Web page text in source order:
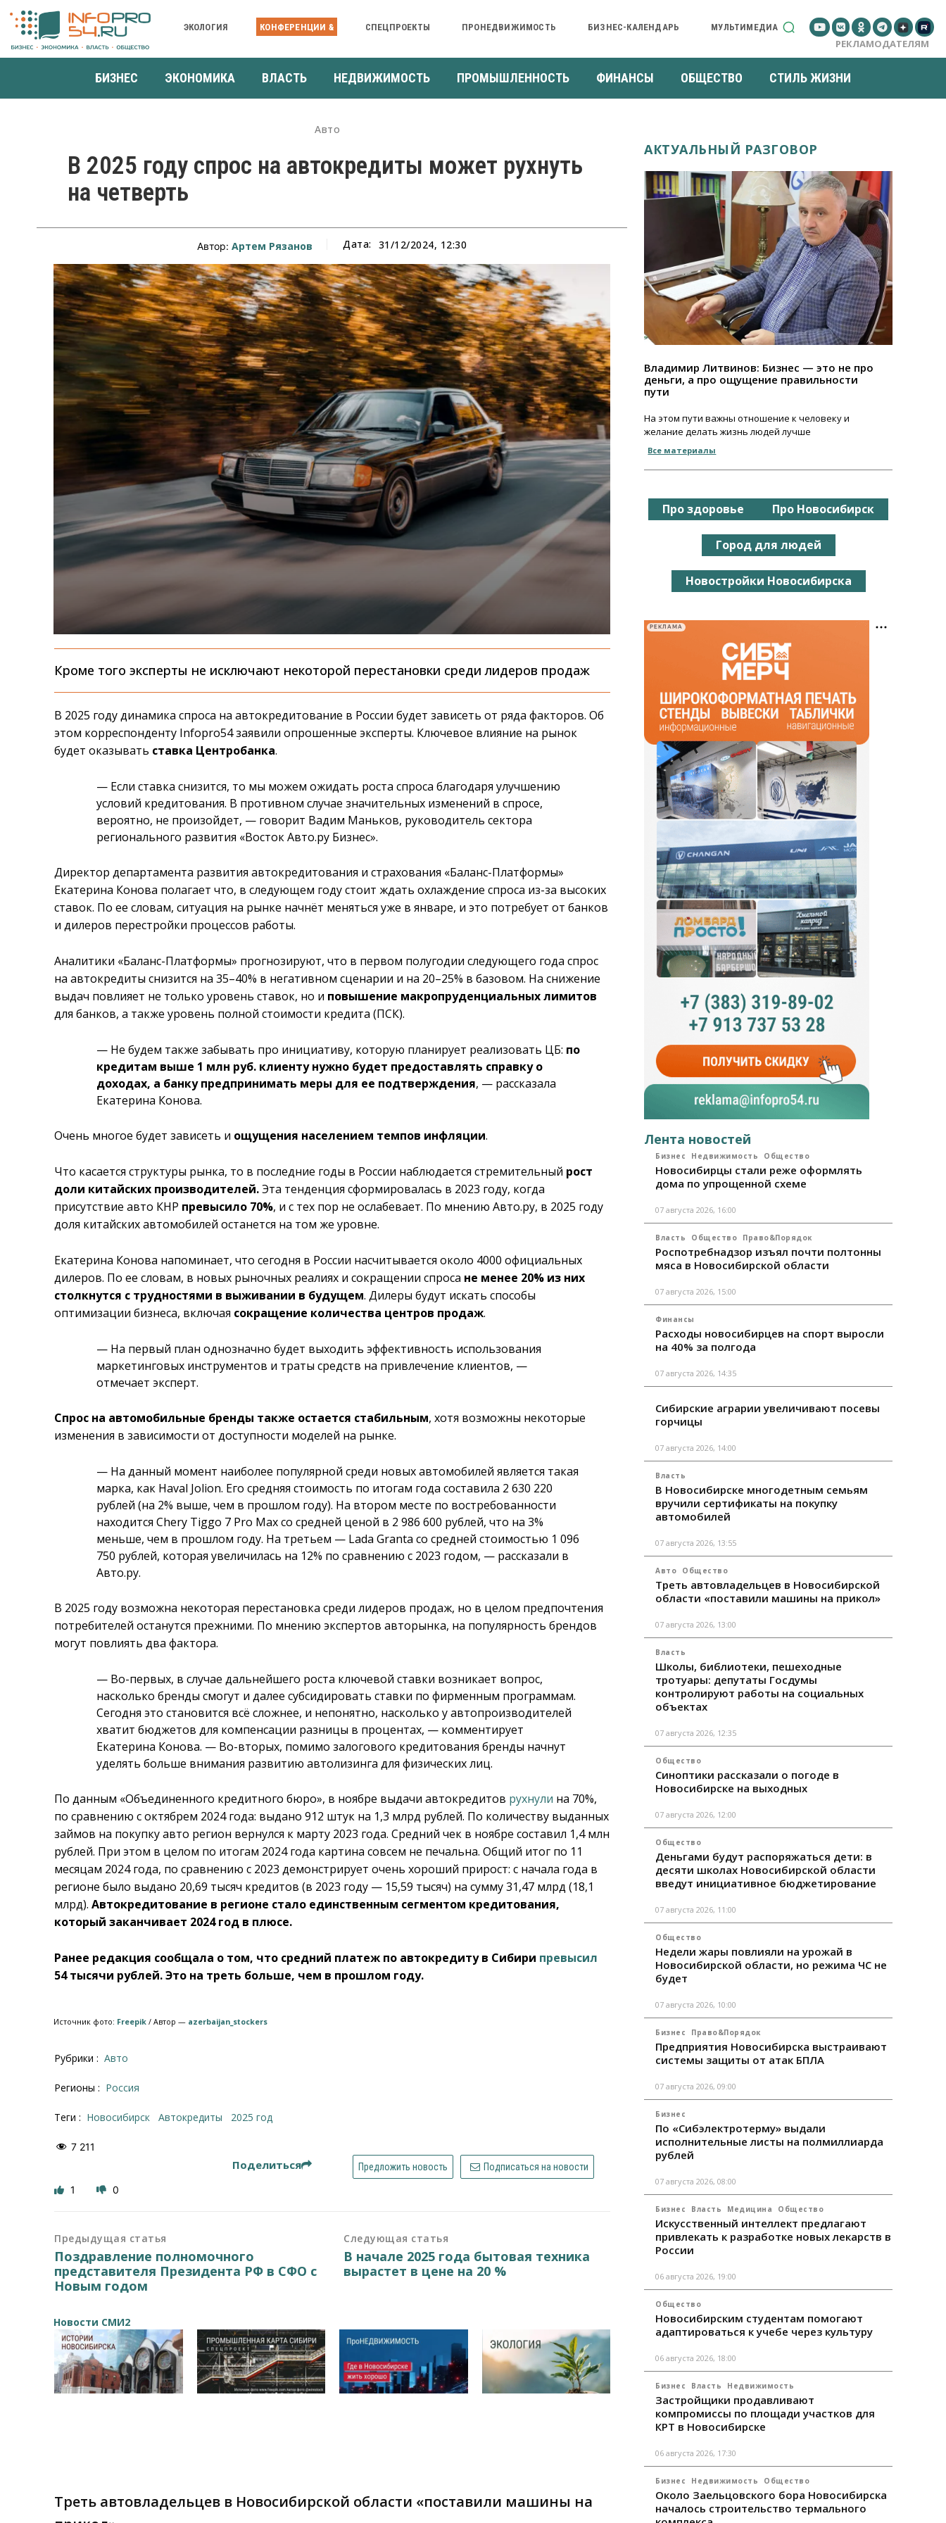
ЭКОЛОГИЯ КОНФЕРЕНЦИИ & СПЕЦПРОЕКТЫ ПРОНЕДВИЖИМОСТЬ БИЗНЕС-КАЛЕНДАРЬ МУЛЬТИМЕДИА
РЕКЛАМОДАТЕЛЯМ
БИЗНЕС ЭКОНОМИКА ВЛАСТЬ НЕДВИЖИМОСТЬ ПРОМЫШЛЕННОСТЬ ФИНАНСЫ ОБЩЕСТВО СТИЛЬ ЖИЗНИ
Авто
В 2025 году спрос на автокредиты может рухнуть
на четверть
Автор:Артем Рязанов Дата: 31/12/2024, 12:30
Кроме того эксперты не исключают некоторой перестановки среди лидеров продаж
В 2025 году динамика спроса на автокредитование в России будет зависеть от ряда факторов. Об
этом корреспонденту Infopro54 заявили опрошенные эксперты. Ключевое влияние на рынок
будет оказывать ставка Центробанка.
— Если ставка снизится, то мы можем ожидать роста спроса благодаря улучшению
условий кредитования. В противном случае значительных изменений в спросе,
вероятно, не произойдет, — говорит Вадим Маньков, руководитель сектора
регионального развития «Восток Авто.ру Бизнес».
Директор департамента развития автокредитования и страхования «Баланс-Платформы»
Екатерина Конова полагает что, в следующем году стоит ждать охлаждение спроса из-за высоких
ставок. По ее словам, ситуация на рынке начнёт меняться уже в январе, и это потребует от банков
и дилеров перестройки процессов работы.
Аналитики «Баланс-Платформы» прогнозируют, что в первом полугодии следующего года спрос
на автокредиты снизится на 35–40% в негативном сценарии и на 20–25% в базовом. На снижение
выдач повлияет не только уровень ставок, но и повышение макропруденциальных лимитов
для банков, а также уровень полной стоимости кредита (ПСК).
— Не будем также забывать про инициативу, которую планирует реализовать ЦБ: по
кредитам выше 1 млн руб. клиенту нужно будет предоставлять справку о
доходах, а банку предпринимать меры для ее подтверждения, — рассказала
Екатерина Конова.
Очень многое будет зависеть и ощущения населением темпов инфляции.
Что касается структуры рынка, то в последние годы в России наблюдается стремительный рост
доли китайских производителей.Эта тенденция сформировалась в 2023 году, когда
присутствие авто КНР превысило 70%, и с тех пор не ослабевает. По мнению Авто.ру, в 2025 году
доля китайских автомобилей останется на том же уровне.
Екатерина Конова напоминает, что сегодня в России насчитывается около 4000 официальных
дилеров. По ее словам, в новых рыночных реалиях и сокращении спроса не менее 20% из них
столкнутся с трудностями в выживании в будущем. Дилеры будут искать способы
оптимизации бизнеса, включая сокращение количества центров продаж.
— На первый план однозначно будет выходить эффективность использования
маркетинговых инструментов и траты средств на привлечение клиентов, —
отмечает эксперт.
Спрос на автомобильные бренды также остается стабильным, хотя возможны некоторые
изменения в зависимости от доступности моделей на рынке.
— На данный момент наиболее популярной среди новых автомобилей является такая
марка, как Haval Jolion. Его средняя стоимость по итогам года составила 2 630 220
рублей (на 2% выше, чем в прошлом году). На втором месте по востребованности
находится Chery Tiggo 7 Pro Max со средней ценой в 2 986 600 рублей, что на 3%
меньше, чем в прошлом году. На третьем — Lada Granta со средней стоимостью 1 096
750 рублей, которая увеличилась на 12% по сравнению с 2023 годом, — рассказали в
Авто.ру.
В 2025 году возможна некоторая перестановка среди лидеров продаж, но в целом предпочтения
потребителей останутся прежними. По мнению экспертов авторынка, на популярность брендов
могут повлиять два фактора.
— Во-первых, в случае дальнейшего роста ключевой ставки возникает вопрос,
насколько бренды смогут и далее субсидировать ставки по фирменным программам.
Сегодня это становится всё сложнее, и непонятно, насколько у автопроизводителей
хватит бюджетов для компенсации разницы в процентах, — комментирует
Екатерина Конова. — Во-вторых, помимо залогового кредитования бренды начнут
уделять больше внимания развитию автолизинга для физических лиц.
По данным «Объединенного кредитного бюро», в ноябре выдачи автокредитов рухнули на 70%,
по сравнению с октябрем 2024 года: выдано 912 штук на 1,3 млрд рублей. По количеству выданных
займов на покупку авто регион вернулся к марту 2023 года. Средний чек в ноябре составил 1,4 млн
рублей. При этом в целом по итогам 2024 года картина совсем не печальна. Общий итог по 11
месяцам 2024 года, по сравнению с 2023 демонстрирует очень хороший прирост: с начала года в
регионе было выдано 20,69 тысяч кредитов (в 2023 году — 15,59 тысяч) на сумму 31,47 млрд (18,1
млрд).Автокредитование в регионе стало единственным сегментом кредитования,
который заканчивает 2024 год в плюсе.
Ранее редакция сообщала о том, что средний платеж по автокредиту в Сибири превысил
54 тысячи рублей. Это на треть больше, чем в прошлом году.
Источник фото: Freepik / Автор — azerbaijan_stockers
Рубрики : Авто
Регионы : Россия
Теги : Новосибирск Автокредиты 2025 год
7 211
Поделиться Предложить новость Подписаться на новости
1 0
Предыдущая статья
Поздравление полномочного
представителя Президента РФ в СФО с
Новым годом
Следующая статья
В начале 2025 года бытовая техника
вырастет в цене на 20 %
Новости СМИ2
Треть автовладельцев в Новосибирской области «поставили машины на
АКТУАЛЬНЫЙ РАЗГОВОР
Владимир Литвинов: Бизнес — это не про
деньги, а про ощущение правильности
пути
На этом пути важны отношение к человеку и
желание делать жизнь людей лучше
Все материалы
Про здоровье Про Новосибирск
Город для людей
Новостройки Новосибирска
РЕКЛАМА
Лента новостей
Бизнес Недвижимость Общество
Новосибирцы стали реже оформлять
дома по упрощенной схеме
07 августа 2026, 16:00
Власть Общество Право&Порядок
Роспотребнадзор изъял почти полтонны
мяса в Новосибирской области
07 августа 2026, 15:00
Финансы
Расходы новосибирцев на спорт выросли
на 40% за полгода
07 августа 2026, 14:35
Сибирские аграрии увеличивают посевы
горчицы
07 августа 2026, 14:00
Власть
В Новосибирске многодетным семьям
вручили сертификаты на покупку
автомобилей
07 августа 2026, 13:55
Авто Общество
Треть автовладельцев в Новосибирской
области «поставили машины на прикол»
07 августа 2026, 13:00
Власть
Школы, библиотеки, пешеходные
тротуары: депутаты Госдумы
контролируют работы на социальных
объектах
07 августа 2026, 12:35
Общество
Синоптики рассказали о погоде в
Новосибирске на выходных
07 августа 2026, 12:00
Общество
Деньгами будут распоряжаться дети: в
десяти школах Новосибирской области
введут инициативное бюджетирование
07 августа 2026, 11:00
Общество
Недели жары повлияли на урожай в
Новосибирской области, но режима ЧС не
будет
07 августа 2026, 10:00
Бизнес Право&Порядок
Предприятия Новосибирска выстраивают
системы защиты от атак БПЛА
07 августа 2026, 09:00
Бизнес
По «Сибэлектротерму» выдали
исполнительные листы на полмиллиарда
рублей
07 августа 2026, 08:00
Бизнес Власть Медицина Общество
Искусственный интеллект предлагают
привлекать к разработке новых лекарств в
России
06 августа 2026, 19:00
Общество
Новосибирским студентам помогают
адаптироваться к учебе через культуру
06 августа 2026, 18:00
Бизнес Власть Недвижимость
Застройщики продавливают
компромиссы по площади участков для
КРТ в Новосибирске
06 августа 2026, 17:30
Бизнес Недвижимость Общество
Около Заельцовского бора Новосибирска
началось строительство термального